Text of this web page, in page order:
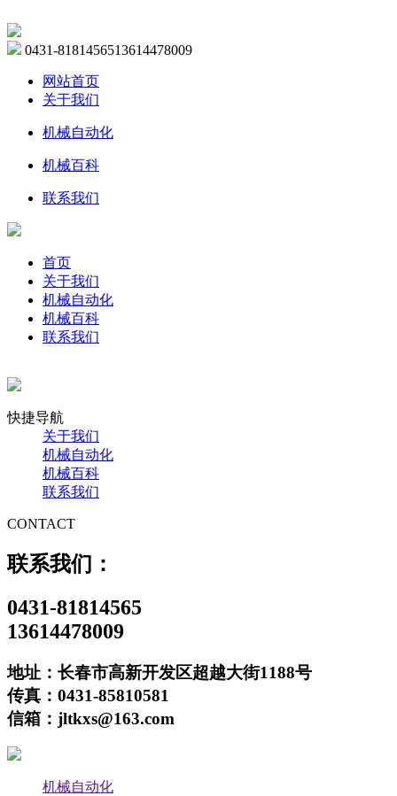
0431-8181456513614478009
网站首页
关于我们
机械自动化
机械百科
联系我们
首页
关于我们
机械自动化
机械百科
联系我们
快捷导航
关于我们
机械自动化
机械百科
联系我们
CONTACT
联系我们：
0431-81814565
13614478009
地址：长春市高新开发区超越大街1188号
传真：0431-85810581
信箱：jltkxs@163.com
机械自动化